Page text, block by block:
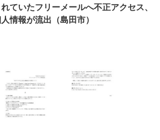
ていたフリーメールへ不正アクセス、
情報が流出（島田市）